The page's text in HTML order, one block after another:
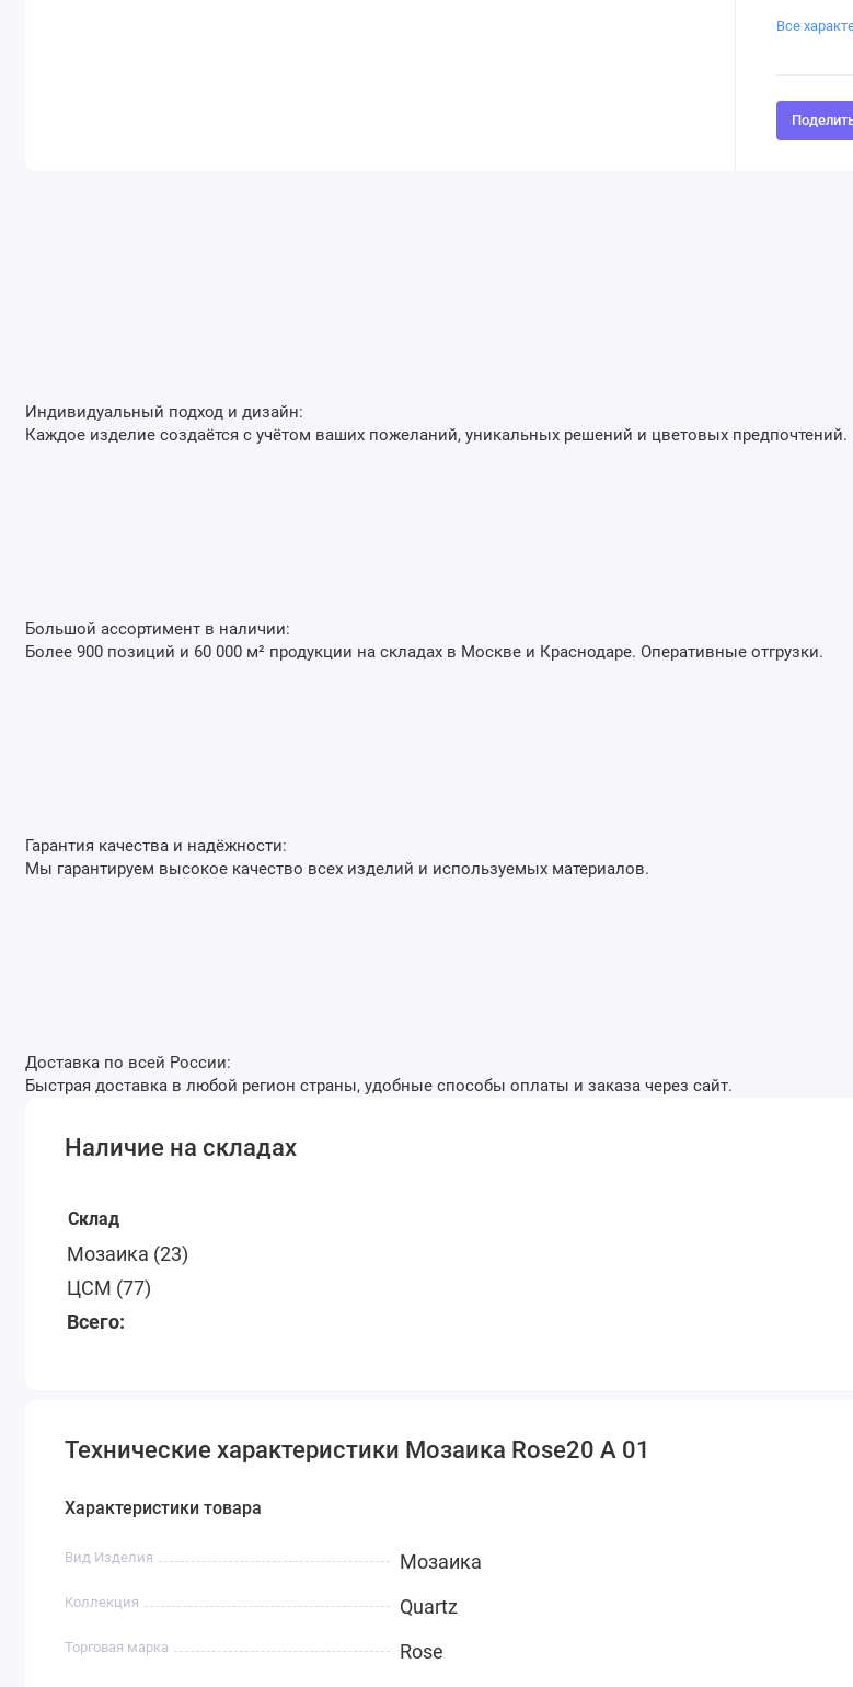
Все
Индивидуальный подход и дизайн:
Каждое изделие создаётся с учётом ваших пожеланий, уникальных решений и цветовых предпочтений.
Большой ассортимент в наличии:
Более 900 позиций и 60 000 м² продукции на складах в Москве и Краснодаре. Оперативные отгрузки.
Гарантия качества и надёжности:
Мы гарантируем высокое качество всех изделий и используемых материалов.
Доставка по всей России:
Быстрая доставка в любой регион страны, удобные способы оплаты и заказа через сайт.
Наличие на складах
Склад
Мозаика (23)
ЦСМ (77)
Всего:
Технические характеристики Мозаика Rose20 A 01
Характеристики товара
Вид Изделия Мозаика
Коллекция Quartz
Торговая марка Rose